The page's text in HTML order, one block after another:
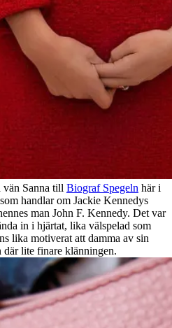
Sanna till Biograf Spegeln här i
handlar om Jackie Kennedys
man John F. Kennedy. Det var
in i hjärtat, lika välspelad som
lika motiverat att damma av sin
där lite finare klänningen.